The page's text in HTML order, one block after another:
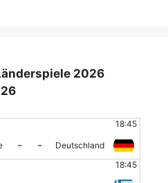
2026
18:45
- -
Deutschland
18:45